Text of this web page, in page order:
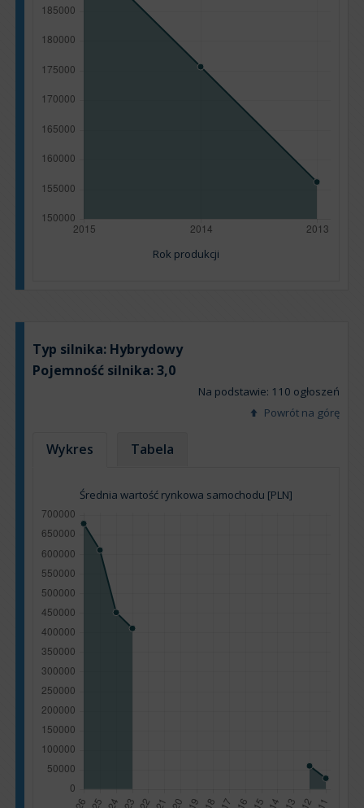
Rok produkcji
Typ silnika: Hybrydowy
Pojemność silnika:3,0
Na podstawie: 110 ogłoszeń
Powrót na górę
Wykres Tabela
Średnia wartość rynkowa samochodu [PLN]